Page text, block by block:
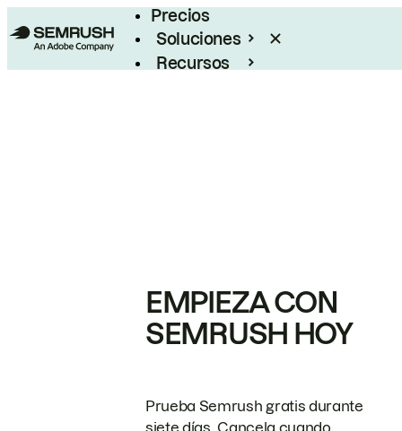
Precios
Soluciones
Recursos
EMPIEZA CON
SEMRUSH HOY
Prueba Semrush gratis durante
siete días. Cancela cuando